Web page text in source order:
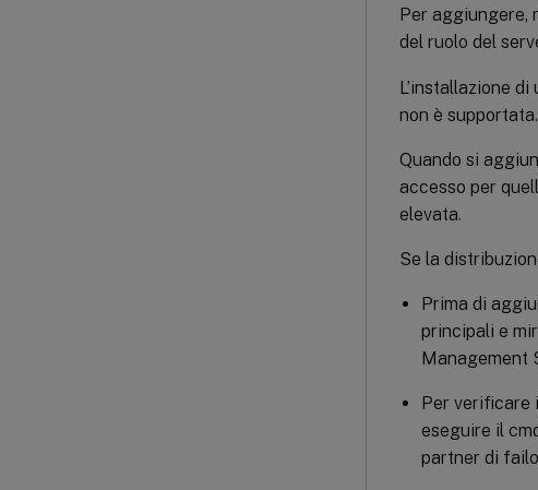
Per aggiungere,
del ruolo del
L’installazione
non è supportata.
Quando si
accesso per
elevata.
Se la
Prima di
principali e
Management
Per verificare
eseguire il
partner di